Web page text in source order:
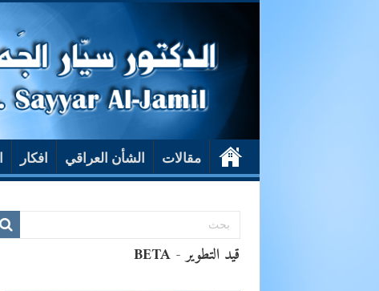
مقالات الشأن العراقي افكار